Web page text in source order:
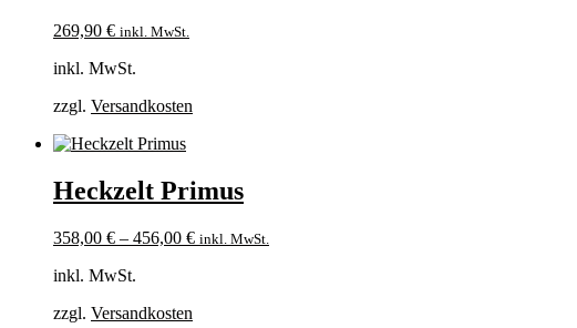
269,90 € inkl. MwSt.
inkl. MwSt.
zzgl. Versandkosten
Heckzelt Primus
358,00 € – 456,00 € inkl. MwSt.
inkl. MwSt.
zzgl. Versandkosten